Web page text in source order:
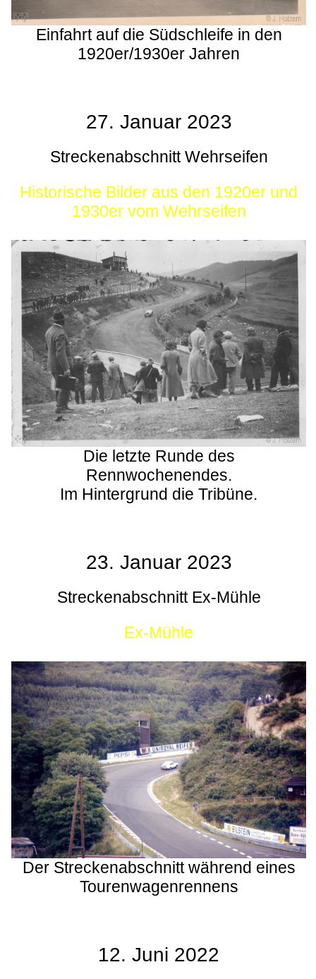
Einfahrt auf die Südschleife in den
1920er/1930er Jahren
27. Januar 2023
Streckenabschnitt Wehrseifen
Historische Bilder aus den 1920er und
1930er vom Wehrseifen
Die letzte Runde des
Rennwochenendes.
Im Hintergrund die Tribüne.
23. Januar 2023
Streckenabschnitt Ex-Mühle
Ex-Mühle
Der Streckenabschnitt während eines
Tourenwagenrennens
12. Juni 2022